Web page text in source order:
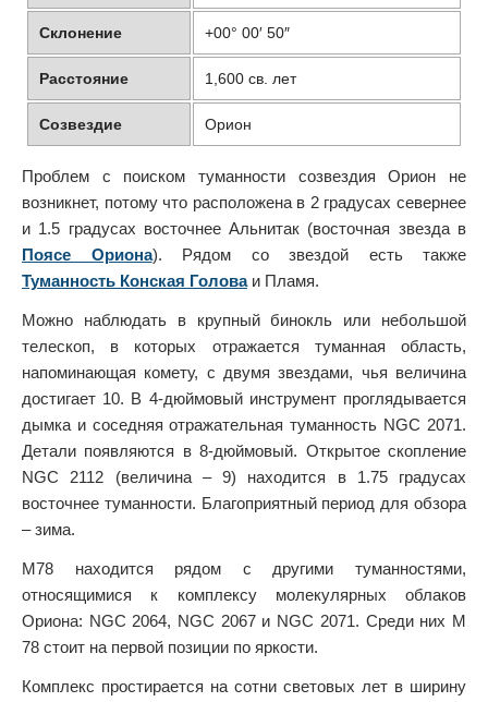
Склонение +00° 00′ 50″
Расстояние 1,600 св. лет
Созвездие Орион
Проблем с поиском туманности созвездия Орион не
возникнет, потому что расположена в 2 градусах севернее
и 1.5 градусах восточнее Альнитак (восточная звезда в
Поясе Ориона). Рядом со звездой есть также
Туманность Конская Головаи Пламя.
Можно наблюдать в крупный бинокль или небольшой
телескоп, в которых отражается туманная область,
напоминающая комету, с двумя звездами, чья величина
достигает 10. В 4-дюймовый инструмент проглядывается
дымка и соседняя отражательная туманность NGC 2071.
Детали появляются в 8-дюймовый. Открытое скопление
NGC 2112 (величина – 9) находится в 1.75 градусах
восточнее туманности. Благоприятный период для обзора
– зима.
М78 находится рядом с другими туманностями,
относящимися к комплексу молекулярных облаков
Ориона: NGC 2064, NGC 2067 и NGC 2071. Среди них М
78 стоит на первой позиции по яркости.
Комплекс простирается на сотни световых лет в ширину